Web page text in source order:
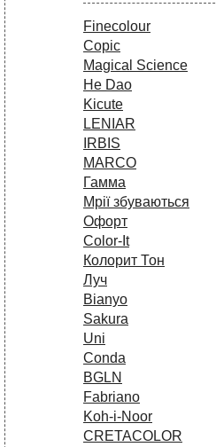
Finecolour
Copic
Magical Science
He Dao
Kicute
LENIAR
IRBIS
MARCO
Гамма
Мрії збуваються
Офорт
Сolor-It
Колорит Тон
Луч
Bianyo
Sakura
Uni
Conda
BGLN
Fabriano
Koh-i-Noor
CRETACOLOR